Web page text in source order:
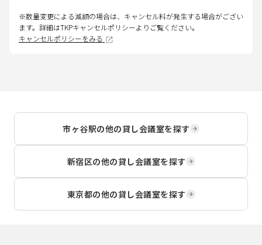
※数量変更による減額の場合は、キャンセル料が発生する場合がござい
ます。詳細はTKPキャンセルポリシーよりご覧ください。
キャンセルポリシーをみる
市ヶ谷駅の他の貸し会議室を探す
新宿区の他の貸し会議室を探す
東京都の他の貸し会議室を探す